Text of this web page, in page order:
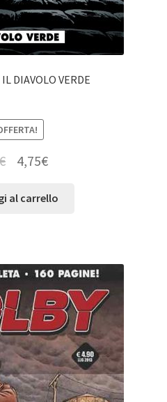
DIAVOLO VERDE
4,75€
al carrello